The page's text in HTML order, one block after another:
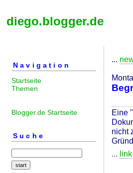
diego.blogger.de
Navigation
Startseite
Themen
Blogger.de Startseite
Suche
...
Eine
nicht
... link